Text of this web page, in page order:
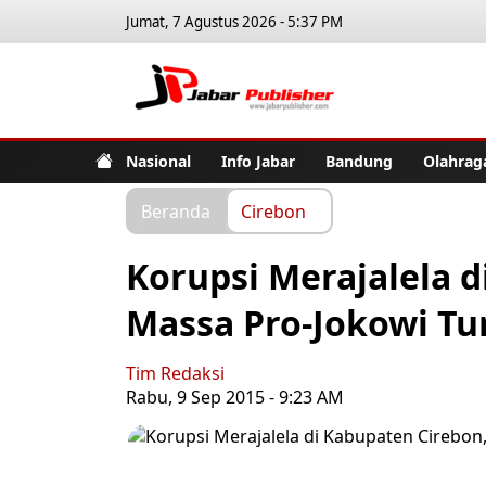
Jumat, 7 Agustus 2026 - 5:37 PM
Nasional Info Jabar Bandung
Beranda Cirebon
Korupsi Merajalela
Massa Pro-Jokowi
Tim Redaksi
Rabu, 9 Sep 2015 - 9:23 AM